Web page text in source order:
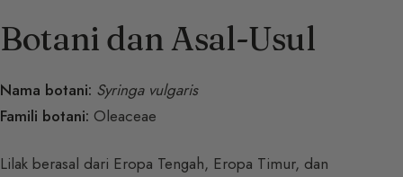
Botani dan Asal-Usul
Nama botani: Syringa vulgaris
Famili botani: Oleaceae
Lilak berasal dari Eropa Tengah, Eropa Timur, dan